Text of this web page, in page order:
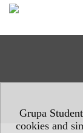
Grupa
cookies and